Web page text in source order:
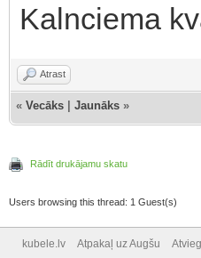
Kalnciema
Atrast
« Vecāks Jaunāks »
Rādīt drukājamu skatu
Users browsing this thread: 1 Guest(s)
kubele.lv Atpakaļ uz Augšu